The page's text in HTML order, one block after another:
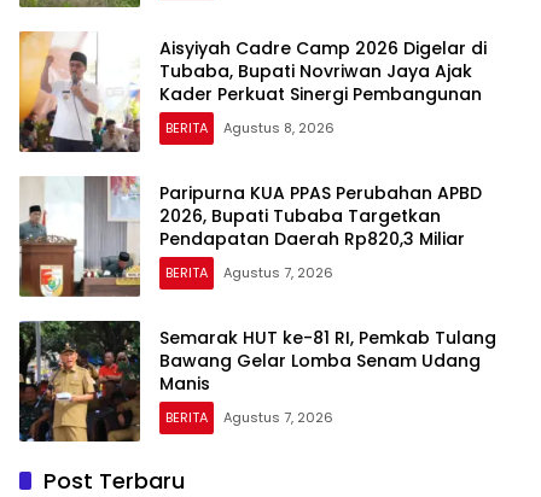
Aisyiyah Cadre Camp 2026 Digelar di
Tubaba, Bupati Novriwan Jaya Ajak
Kader Perkuat Sinergi Pembangunan
BERITA Agustus 8, 2026
Paripurna KUA PPAS Perubahan APBD
2026, Bupati Tubaba Targetkan
Pendapatan Daerah Rp820,3 Miliar
BERITA Agustus 7, 2026
Semarak HUT ke-81 RI, Pemkab Tulang
Bawang Gelar Lomba Senam Udang
Manis
BERITA Agustus 7, 2026
Post Terbaru